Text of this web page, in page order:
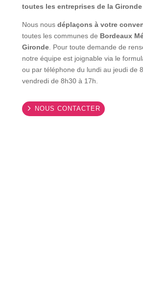
toutes les entreprises de la Gironde
Nous nous déplaçons à votre
toutes les communes de Bordeaux
Gironde. Pour toute demande de
notre équipe est joignable via le
ou par téléphone du lundi au jeudi de
vendredi de 8h30 à 17h.
NOUS CONTACTER